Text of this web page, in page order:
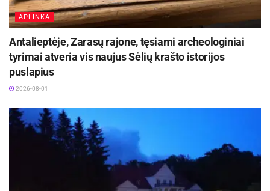
APLINKA
Antalieptėje, Zarasų rajone, tęsiami archeologiniai
tyrimai atveria vis naujus Sėlių krašto istorijos
puslapius
2026-08-01